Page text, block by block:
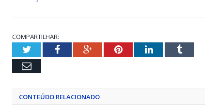
COMPARTILHAR:
TwitterFacebookGoogle+PinterestLinkedInTumblr
Email
CONTEÚDO RELACIONADO